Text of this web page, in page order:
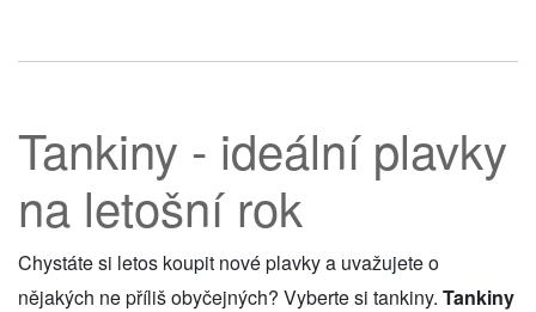
Tankiny - ideální plavky
na letošní rok
Chystáte si letos koupit nové plavky a uvažujete o
nějakých ne příliš obyčejných? Vyberte si tankiny. Tankiny